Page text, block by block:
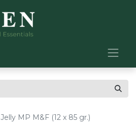
MP M&F (12 x 85 gr.)